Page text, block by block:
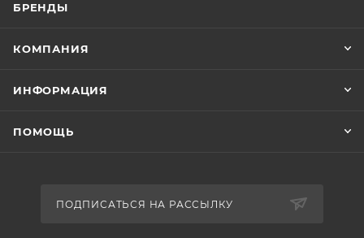
БРЕНДЫ
КОМПАНИЯ
ИНФОРМАЦИЯ
ПОМОЩЬ
ПОДПИСАТЬСЯ НА РАССЫЛКУ